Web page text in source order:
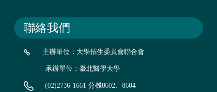
聯絡我們
主辦單位：大學招生委員會聯合會
承辦單位：臺北醫學大學
(02)2736-1661 分機8602、8604